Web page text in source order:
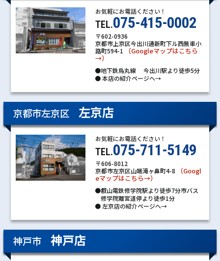
お気軽にお電話ください！
TEL.075-415-0002
〒602-0936
京都市上京区今出川通新町下ル西無車小
路町594-1
（Googleマップはこちら
→）
●地下鉄烏丸線 今出川駅より徒歩5分
●本店の紹介ページへ→
京都市左京区 左京店
お気軽にお電話ください！
TEL.075-711-5149
〒606-8012
京都市左京区山端滝ヶ鼻町4-8
（Googl
eマップはこちら→）
●叡山電鉄修学院駅より徒歩7分市バス
修学院離宮道停より徒歩1分
●左京店の紹介ページへ→
神戸市 神戸店